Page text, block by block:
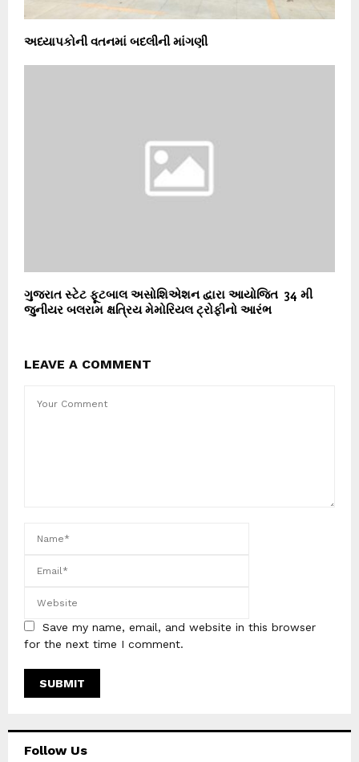
અધ્યાપકોની વતનમાં બદલીની માંગણી
ગુજરાત સ્ટેટ ફૂટબાલ અસોશિએશન દ્વારા આયોજિત 34 મી
જુનીયર બલરામ ક્ષત્રિય મેમોરિયલ ટ્રોફીનો આરંભ
LEAVE A COMMENT
Save my name, email, and website in this browser
for the next time I comment.
Follow Us